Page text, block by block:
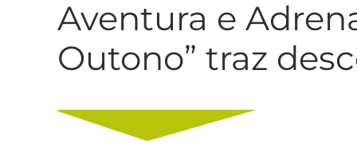
Aventura e
Outono” traz